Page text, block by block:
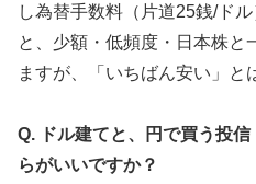
し為替手数料（片道25銭/ド
と、少額・低頻度・日本株と
ますが、「いちばん安い」と
Q. ドル建てと、円で買う投
らがいいですか？